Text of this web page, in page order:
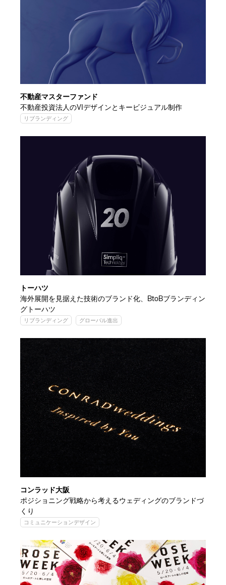
不動産マスターファンド
不動産投資法人のVIデザインとキービジュアル制作
リブランディング
トーハツ
海外展開を見据えた技術のブランド化、BtoBブランディン
グトーハツ
リブランディング グローバル進出
コンラッド大阪
ポジショニング戦略から考えるウェディングのブランドづ
くり
コミュニケーションデザイン